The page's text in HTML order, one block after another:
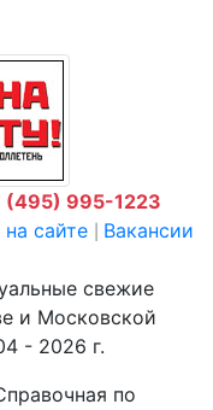
(495) 995-1223
сайте Вакансии
свежие
и Московской
- 2026 г.
по